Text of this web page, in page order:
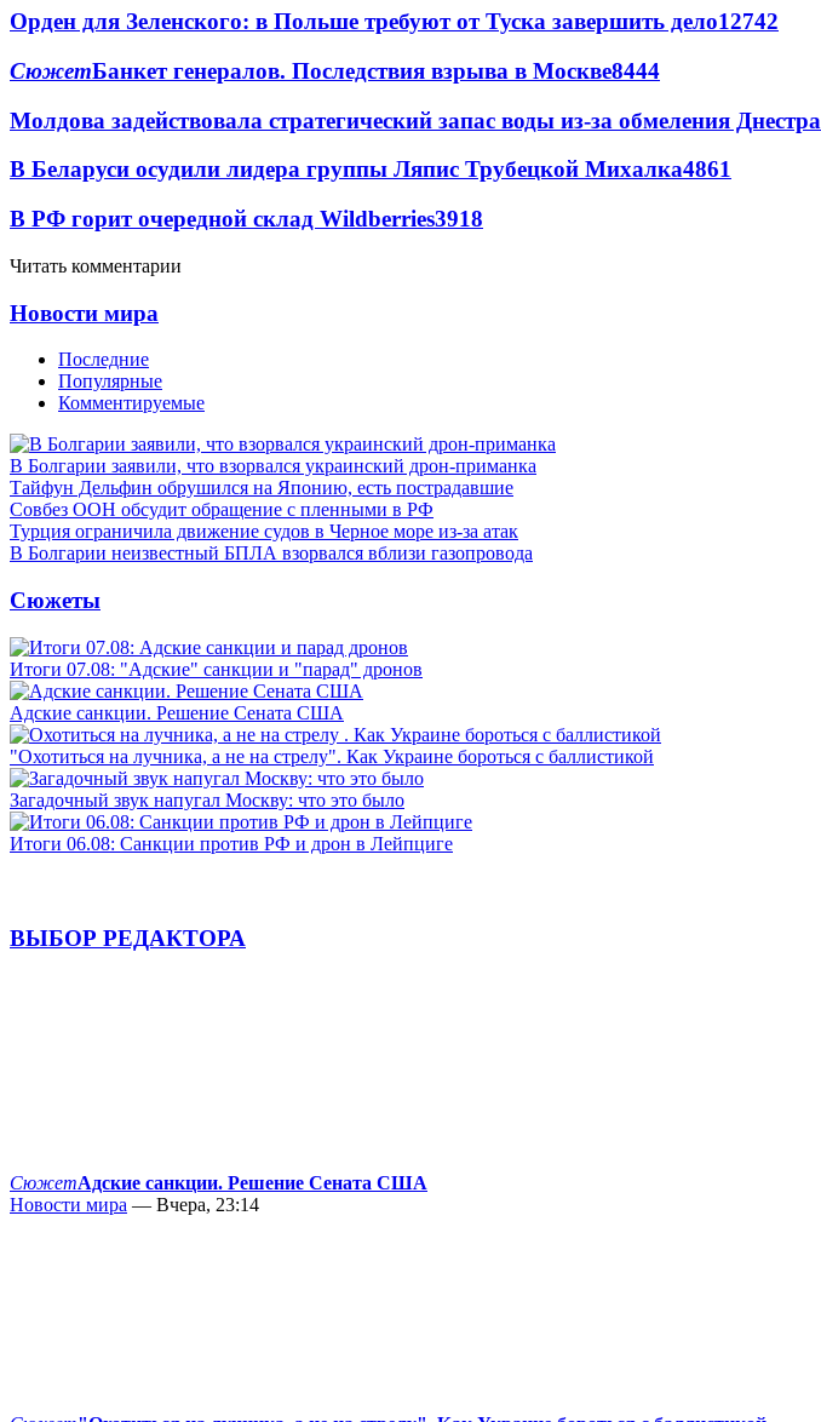
Орден для Зеленского: в Польше требуют от Туска завершить дело12742
СюжетБанкет генералов. Последствия взрыва в Москве8444
Молдова задействовала стратегический запас воды из-за обмеления Днестра
В Беларуси осудили лидера группы Ляпис Трубецкой Михалка4861
В РФ горит очередной склад Wildberries3918
Читать комментарии
Новости мира
Последние
Популярные
Комментируемые
В Болгарии заявили, что взорвался украинский дрон-приманка
Тайфун Дельфин обрушился на Японию, есть пострадавшие
Совбез ООН обсудит обращение с пленными в РФ
Турция ограничила движение судов в Черное море из-за атак
В Болгарии неизвестный БПЛА взорвался вблизи газопровода
Сюжеты
Итоги 07.08: "Адские" санкции и "парад" дронов
Адские санкции. Решение Сената США
"Охотиться на лучника, а не на стрелу". Как Украине бороться с баллистикой
Загадочный звук напугал Москву: что это было
Итоги 06.08: Санкции против РФ и дрон в Лейпциге
ВЫБОР РЕДАКТОРА
СюжетАдские санкции. Решение Сената США
Новости мира — Вчера, 23:14